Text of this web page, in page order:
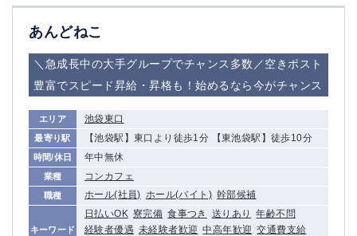
あんどねこ
＼急成長中の大手グループでチャンス多数／空きポスト
豊富でスピード昇給・昇格も！始めるなら今がチャンス
エリア 池袋東口
最寄り駅 【池袋駅】東口より徒歩1分 【東池袋駅】徒歩10分
時間/休日 年中無休
業種 コンカフェ
職種 ホール(社員) ホール(バイト) 幹部候補
キーワード
日払いOK 寮完備 食事つき 送りあり
年齢不問
経験者優遇 未経験者歓迎 中高年歓迎 交通費支給
①六本木 ②西麻布
大山
赤坂
蒲田東口
多摩センター
立川（南口）
新宿
中野
府中
中目黒
ひばりヶ丘（北口）
吉祥寺（南口／公園口）
自由が丘
吉祥寺（北口／東口）
四谷
錦糸町南口